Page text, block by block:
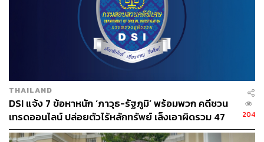
อนึ่ง การกล่าวโทษของ ก.ล.ต.เป็นเพียงจุดเริ่มต้นของ
กระบวนการบังคับใช้กฎหมายทางอาญาเท่านั้น ภายใต้
กระบวนการนี้ การพิจารณาวินิจฉัยว่าบุคคลใดเป็นผู้กระทำ
ผิดกฎหมายเป็นขั้นตอนในอำนาจการสอบสวนของพนักงาน
สอบสวน การสั่งฟ้องคดีของพนักงานอัยการ ตลอดจนดุลพินิจ
ของศาลยุติธรรม ตามลำดับ ทั้งนี้ ก.ล.ต.จะติดตามความคืบ
หน้าในการดำเนินคดีต่อไป และจะร่วมมือกับหน่วยงานที่
เกี่ยวข้องอย่างเต็มที่ เพื่อสนับสนุนการบังคับใช้กฎหมายตาม
พ.ร.บ.หลักทรัพย์ฯ ในกระบวนการภายหลัง ก.ล.ต.ได้กล่าว
โทษแล้ว
THAILAND
DSI แจ้ง 7 ข้อหาหนัก ‘ภาวุธ-รัฐภูมิ’ พร้อมพวก คดีชวน
เทรดออนไลน์ ปล่อยตัวไร้หลักทรัพย์ เล็งเอาผิดรวม 47
ราย
204